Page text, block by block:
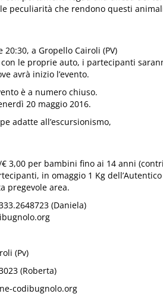
peculiarità che rendono questi
a Gropello Cairoli (PV)
le proprie auto, i partecipanti
avrà inizio l’evento.
è a numero chiuso.
20 maggio 2016.
adatte all’escursionismo,
3,00 per bambini fino ai 14 anni
in omaggio 1 Kg dell’Autentico
pregevole area.
(Daniela)
(Pv)
(Roberta)
codibugnolo.org